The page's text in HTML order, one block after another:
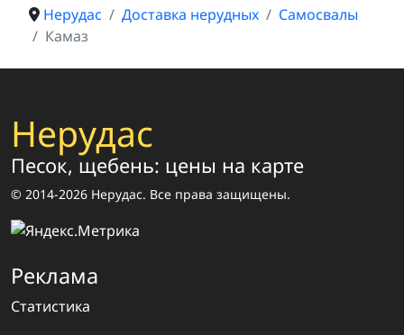
Нерудас Доставка нерудных
Самосвалы
Камаз
Нерудас
Песок, щебень: цены на карте
© 2014-2026 Нерудас. Все права защищены.
Реклама
Статистика